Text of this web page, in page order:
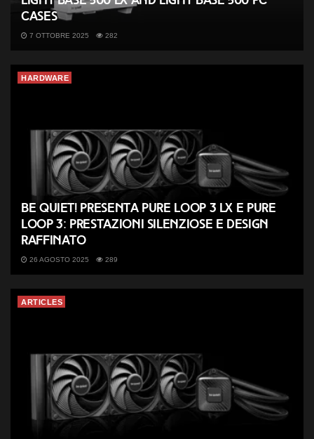
cases
7 OTTOBRE 2025 282
HARDWARE
be quiet! presenta Pure Loop 3 LX e Pure
Loop 3: prestazioni silenziose e design
raffinato
26 AGOSTO 2025 289
ARTICLES